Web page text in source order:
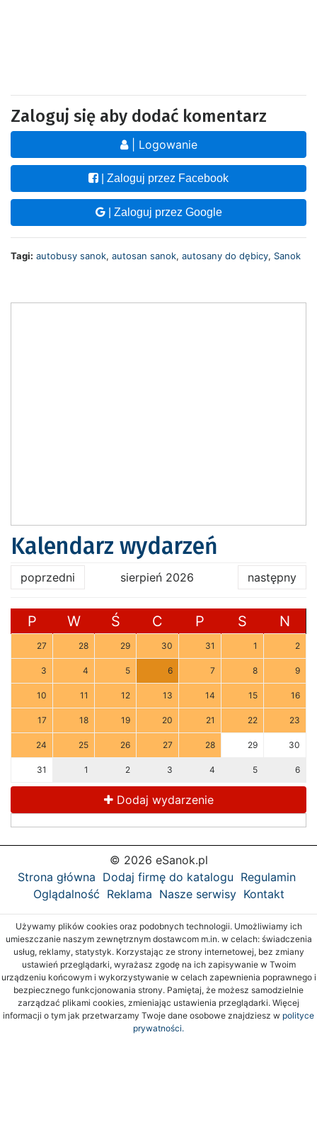
Zaloguj się aby dodać komentarz
| Logowanie
| Zaloguj przez Facebook
| Zaloguj przez Google
Tagi: autobusy sanok, autosan sanok, autosany do dębicy, Sanok
Kalendarz wydarzeń
poprzedni sierpień 2026 następny
P W Ś C P S N
27 28 29 30 31 1 2
3 4 5 6 7 8 9
10 11 12 13 14 15 16
17 18 19 20 21 22 23
24 25 26 27 28 29 30
31 1 2 3 4 5 6
Dodaj wydarzenie
© 2026 eSanok.pl
Strona główna Dodaj firmę do katalogu Regulamin
Oglądalność Reklama Nasze serwisy Kontakt
Używamy plików cookies oraz podobnych technologii. Umożliwiamy ich
umieszczanie naszym zewnętrznym dostawcom m.in. w celach: świadczenia
usług, reklamy, statystyk. Korzystając ze strony internetowej, bez zmiany
ustawień przeglądarki, wyrażasz zgodę na ich zapisywanie w Twoim
urządzeniu końcowym i wykorzystywanie w celach zapewnienia poprawnego i
bezpiecznego funkcjonowania strony. Pamiętaj, że możesz samodzielnie
zarządzać plikami cookies, zmieniając ustawienia przeglądarki. Więcej
informacji o tym jak przetwarzamy Twoje dane osobowe znajdziesz w polityce
prywatności.